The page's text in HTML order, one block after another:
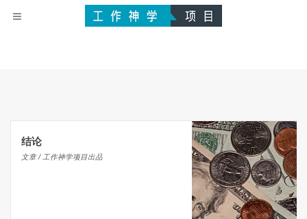
结论
文章 / 工作神学项目出品